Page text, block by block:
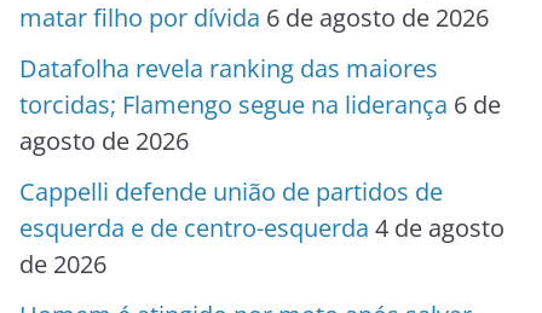
matar filho por dívida 6 de agosto de 2026
Datafolha revela ranking das maiores
torcidas; Flamengo segue na liderança 6 de
agosto de 2026
Cappelli defende união de partidos de
esquerda e de centro-esquerda 4 de agosto
de 2026